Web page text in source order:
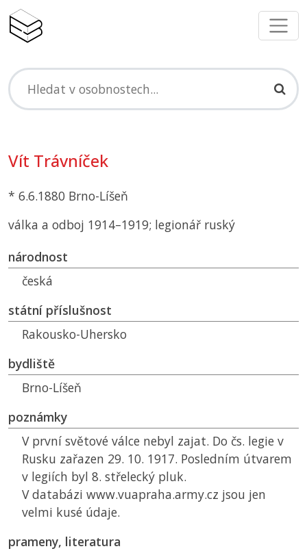
Vít Trávníček
* 6.6.1880 Brno-Líšeň
válka a odboj 1914–1919; legionář ruský
národnost
česká
státní příslušnost
Rakousko-Uhersko
bydliště
Brno-Líšeň
poznámky
V první světové válce nebyl zajat. Do čs. legie v
Rusku zařazen 29. 10. 1917. Posledním útvarem
v legiích byl 8. střelecký pluk.
V databázi www.vuapraha.army.cz jsou jen
velmi kusé údaje.
prameny, literatura